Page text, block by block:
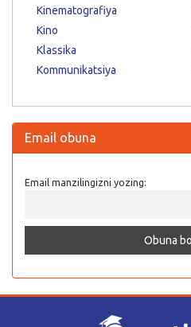
Kinematografiya
Kino
Klassika
Kommunikatsiya
Email obuna
Email manzilingizni yozing: